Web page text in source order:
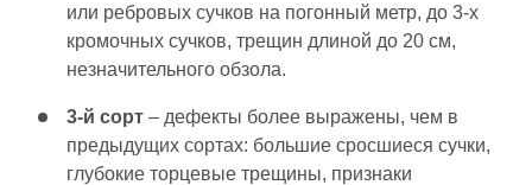
или ребровых сучков на погонный метр, до 3-х
кромочных сучков, трещин длиной до 20 см,
незначительного обзола.
3-й сорт – дефекты более выражены, чем в
предыдущих сортах: большие сросшиеся сучки,
глубокие торцевые трещины, признаки